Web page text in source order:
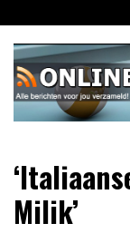
naar
inhoud
Online
verzameld
Milik’